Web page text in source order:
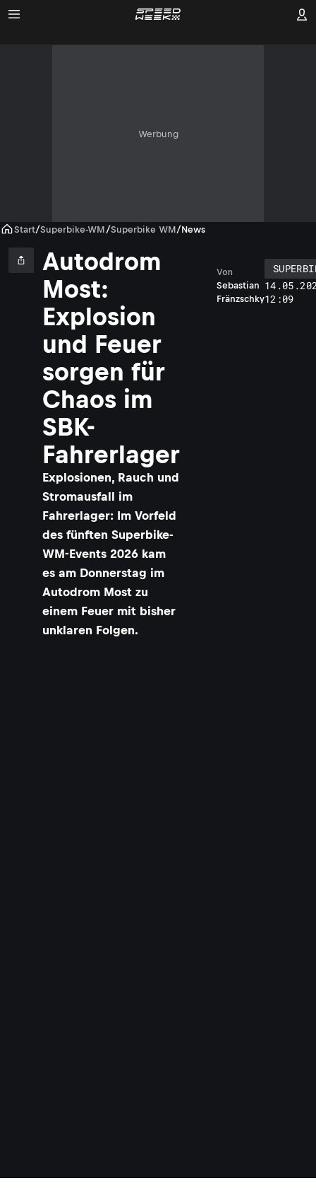
Werbung
Start/Superbike-WM /Superbike WM/News
Autodrom
Most:
Explosion
und Feuer
sorgen für
Chaos im
SBK-
Fahrerlager
Explosionen, Rauch und
Stromausfall im
Fahrerlager: Im Vorfeld
des fünften Superbike-
WM-Events 2026 kam
es am Donnerstag im
Autodrom Most zu
einem Feuer mit bisher
unklaren Folgen.
Sebastian
Fränzschky
Von
12:09